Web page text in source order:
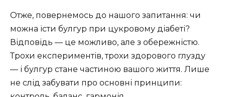
Отже, повернемось до нашого запитання: чи
можна їсти булгур при цукровому діабеті?
Відповідь — це можливо, але з обережністю.
Трохи експериментів, трохи здорового глузду
— і булгур стане частиною вашого життя. Лише
не слід забувати про основні принципи: